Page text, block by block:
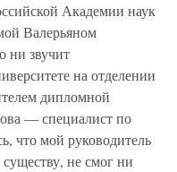
Академии наук
Валерьяном
ни звучит
на отделении
дипломной
— специалист по
что мой руководитель
не смог ни